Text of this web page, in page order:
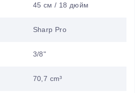
45 см / 18 дюйм
Sharp Pro
3/8"
70,7 cm³